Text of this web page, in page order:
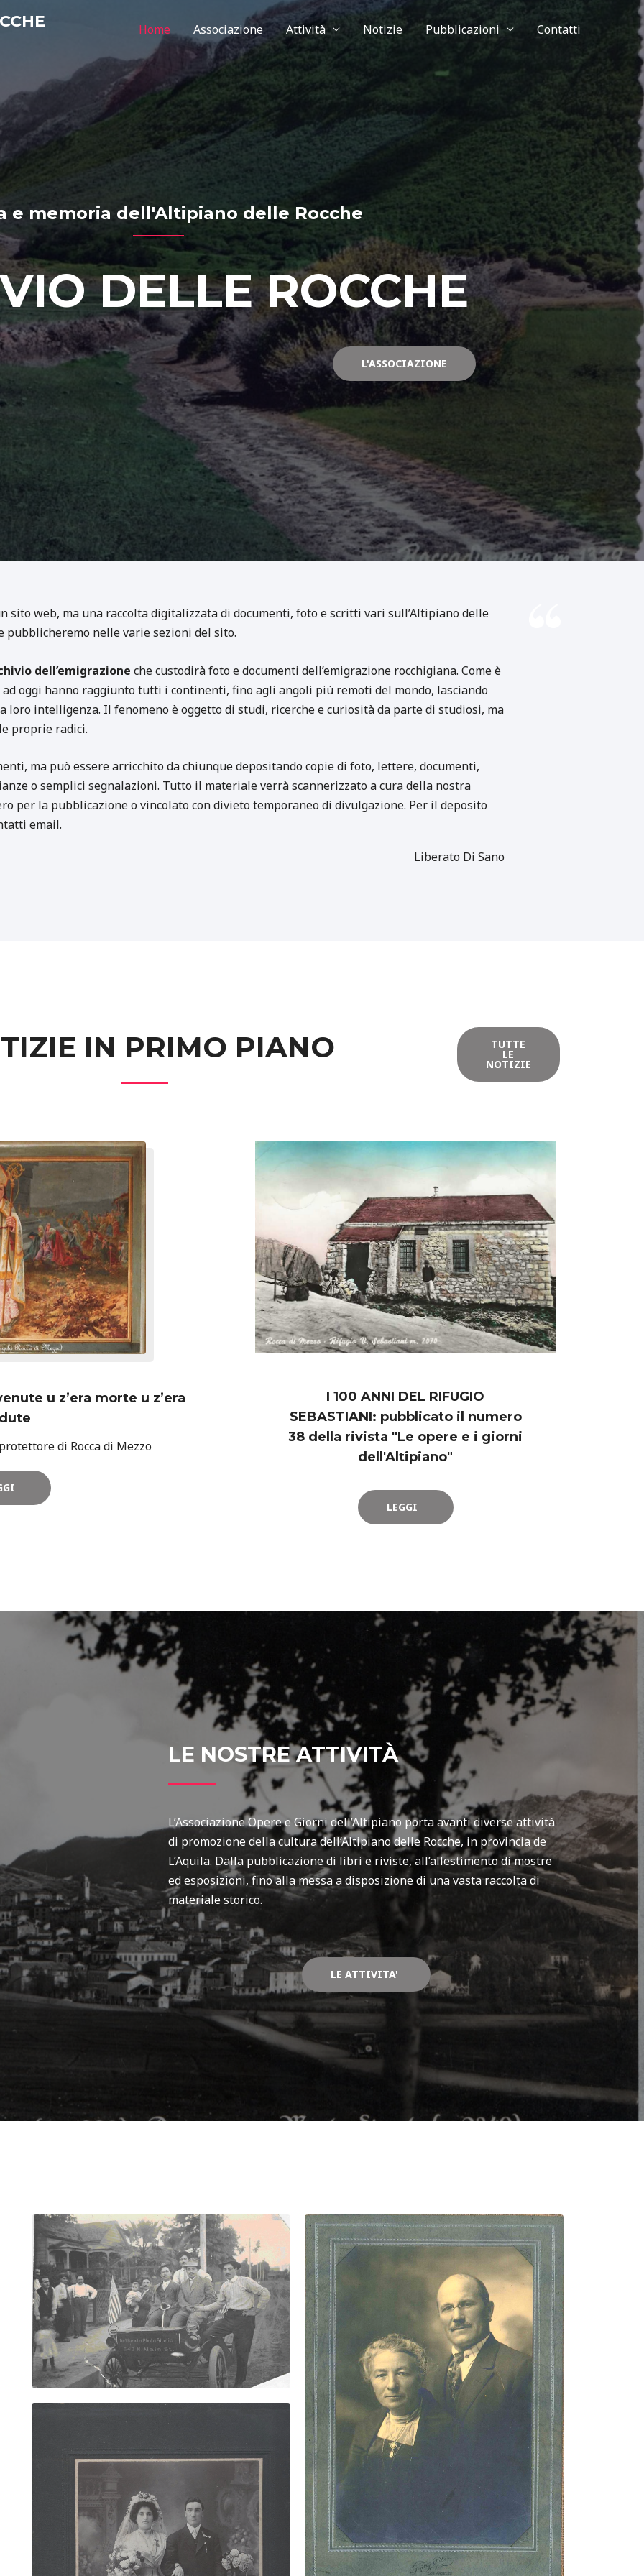
Home Associazione Attività Notizie Pubblicazioni Contatti
e memoria dell'Altipiano delle Rocche
DELLE ROCCHE
L'ASSOCIAZIONE
sito web, ma una raccolta digitalizzata di documenti, foto e scritti vari sull’Altipiano delle
pubblicheremo nelle varie sezioni del sito.
dell’emigrazione che custodirà foto e documenti dell’emigrazione rocchigiana. Come è
oggi hanno raggiunto tutti i continenti, fino agli angoli più remoti del mondo, lasciando
loro intelligenza. Il fenomeno è oggetto di studi, ricerche e curiosità da parte di studiosi, ma
proprie radici.
ma può essere arricchito da chiunque depositando copie di foto, lettere, documenti,
o semplici segnalazioni. Tutto il materiale verrà scannerizzato a cura della nostra
per la pubblicazione o vincolato con divieto temporaneo di divulgazione. Per il deposito
email.
Liberato Di Sano
IN PRIMO PIANO TUTTE
LE
NOTIZIE
u z’era morte u z’era
di Rocca di Mezzo
I 100 ANNI DEL RIFUGIO
SEBASTIANI: pubblicato il numero
38 della rivista "Le opere e i giorni
dell'Altipiano"
LEGGI
LE NOSTRE ATTIVITÀ
L’Associazione Opere e Giorni dell’Altipiano porta avanti diverse attività
di promozione della cultura dell’Altipiano delle Rocche, in provincia de
L’Aquila. Dalla pubblicazione di libri e riviste, all’allestimento di mostre
ed esposizioni, fino alla messa a disposizione di una vasta raccolta di
materiale storico.
LE ATTIVITA'